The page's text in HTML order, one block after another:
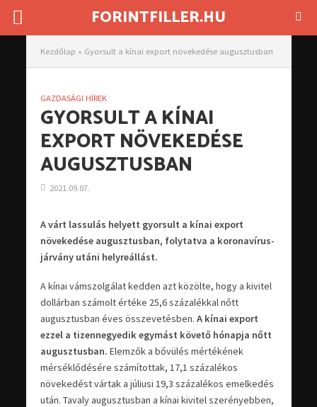
FORINTFILLER.HU
Kezdőlap » Gyorsult a kínai export növekedése augusztusban
GAZDASÁGI HÍREK
GYORSULT A KÍNAI
EXPORT NÖVEKEDÉSE
AUGUSZTUSBAN
2021.09.07.
A várt lassulás helyett gyorsult a kínai export
növekedése augusztusban, folytatva a koronavírus-
járvány utáni helyreállást.
A kínai vámszolgálat kedden azt közölte, hogy a kivitel
dollárban számolt értéke 25,6 százalékkal nőtt
augusztusban éves összevetésben. A kínai export
ezzel a tizennegyedik egymást követő hónapja nőtt
augusztusban. Elemzők a bővülés mértékének
mérséklődésére számítottak, 17,1 százalékos
növekedést vártak a júliusi 19,3 százalékos emelkedés
után. Tavaly augusztusban a kínai kivitel szerényebben,